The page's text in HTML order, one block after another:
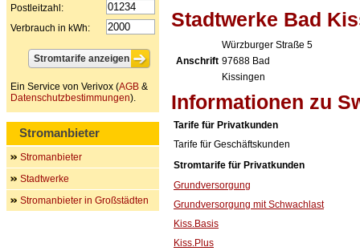
Stadtwerke Bad
Anschrift
Würzburger Straße 5
97688 Bad
Kissingen
Informationen zu
Tarife für Privatkunden
Tarife für Geschäftskunden
Stromtarife für Privatkunden
Grundversorgung
Grundversorgung mit Schwachlast
Kiss.Basis
Kiss.Plus
Postleitzahl:
Verbrauch in kWh:
Ein Service von Verivox (AGB &
Datenschutzbestimmungen).
Stromanbieter
Stromanbieter
Stadtwerke
Stromanbieter in Großstädten